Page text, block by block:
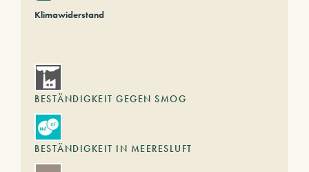
Klimawiderstand
BESTÄNDIGKEIT GEGEN SMOG
BESTÄNDIGKEIT IN MEERESLUFT